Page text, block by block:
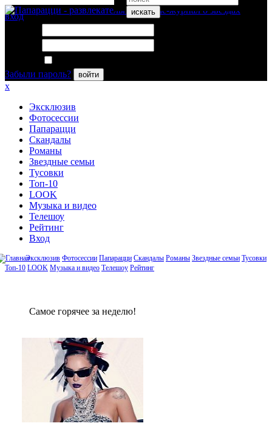
искать
вход
Забыли пароль?
войти
x
Эксклюзив
Фотосессии
Папарацци
Скандалы
Романы
Звездные семьи
Тусовки
Топ-10
LOOK
Музыка и видео
Телешоу
Рейтинг
Вход
Эксклюзив Фотосессии Папарацци Скандалы Романы Звездные семьи Тусовки
Топ-10 LOOK Музыка и видео Телешоу Рейтинг
Сaмое гoрячее за неделю!